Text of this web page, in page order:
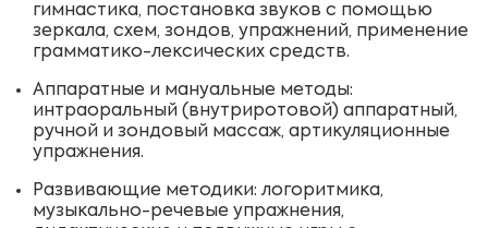
гимнастика, постановка звуков с помощью
зеркала, схем, зондов, упражнений, применение
грамматико-лексических средств.
Аппаратные и мануальные методы:
интраоральный (внутриротовой) аппаратный,
ручной и зондовый массаж, артикуляционные
упражнения.
Развивающие методики: логоритмика,
музыкально-речевые упражнения,